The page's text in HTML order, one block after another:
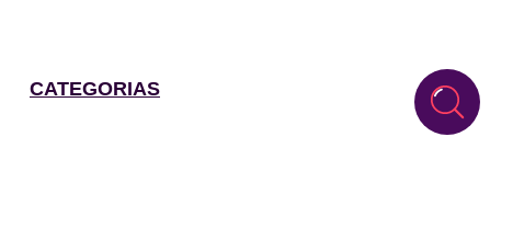
CATEGORIAS